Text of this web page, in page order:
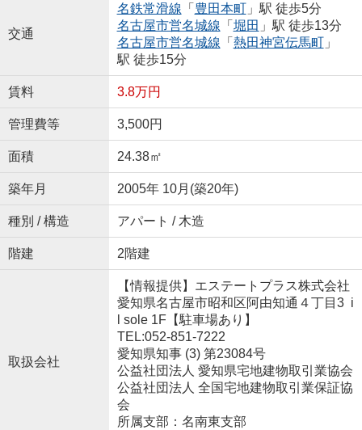
交通
名鉄常滑線 「 豊田本町」駅 徒歩5分
名古屋市営名城線 「 堀田 」駅 徒歩13分
名古屋市営名城線 「 熱田神宮伝馬町」
駅 徒歩15分
賃料 3.8万円
管理費等 3,500円
面積 24.38㎡
築年月 2005年 10月(築20年)
種別 / 構造 アパート / 木造
階建 2階建
取扱会社
【情報提供】エステートプラス株式会社
愛知県名古屋市昭和区阿由知通４丁目3 i
l sole 1F【駐車場あり】
TEL:052-851-7222
愛知県知事 (3) 第23084号
公益社団法人 愛知県宅地建物取引業協会
公益社団法人 全国宅地建物取引業保証協
会
所属支部：名南東支部